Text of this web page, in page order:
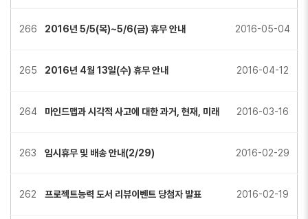
266 2016년 5/5(목)~5/6(금) 휴무 안내 2016-05-04
265 2016년 4월 13일(수) 휴무 안내 2016-04-12
264 마인드맵과 시각적 사고에 대한 과거, 현재, 미래 2016-03-16
263 임시휴무 및 배송 안내(2/29) 2016-02-29
262 프로젝트능력 도서 리뷰이벤트 당첨자 발표 2016-02-19